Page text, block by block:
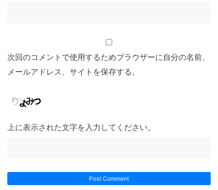
次回のコメントで使用するためブラウザーに自分の名前、
メールアドレス、サイトを保存する。
上に表示された文字を入力してください。